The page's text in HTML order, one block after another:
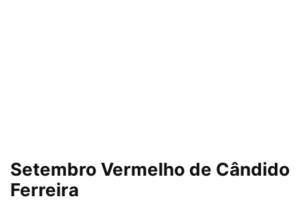
Setembro Vermelho de Cândido
Ferreira